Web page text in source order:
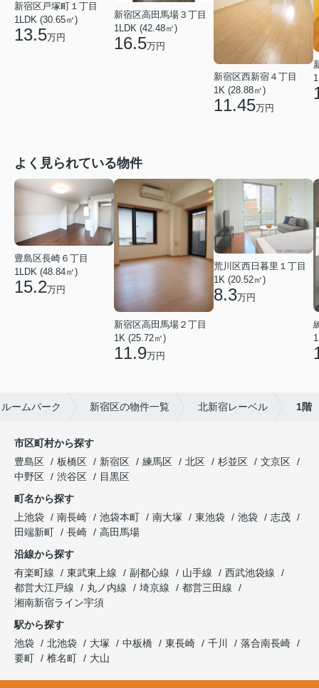
新宿区戸塚町１丁目
1LDK (30.65㎡)
13.5万円
新宿区高田馬場３丁目
1LDK (42.48㎡)
16.5万円
新宿区西新宿４丁目
1K (28.88㎡)
11.45万円
よく見られている物件
豊島区長崎６丁目
1LDK (48.84㎡)
15.2万円
新宿区高田馬場２丁目
1K (25.72㎡)
11.9万円
荒川区西日暮里１丁目
1K (20.52㎡)
8.3万円
ームパーク 新宿区の物件一覧 北新宿レーベル 1階
市区町村から探す
豊島区
板橋区 新宿区 練馬区 北区 杉並区
文京区
中野区
渋谷区
目黒区
町名から探す
上池袋
南長崎 池袋本町 南大塚 東池袋 池袋
志茂
田端新町
長崎
高田馬場
沿線から探す
有楽町線
東武東上線 副都心線 山手線
西武池袋線
都営大江戸線
丸ノ内線 埼京線
都営三田線
湘南新宿ライン宇須
駅から探す
池袋
北池袋 大塚 中板橋 東長崎 千川
落合南長崎
要町
椎名町 大山